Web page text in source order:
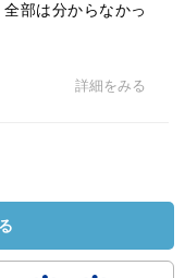
部は分からなかっ
詳細をみる